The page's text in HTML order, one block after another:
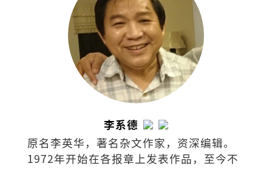
李系德
原名李英华，著名杂文作家，资深编辑。
1972年开始在各报章上发表作品，至今不